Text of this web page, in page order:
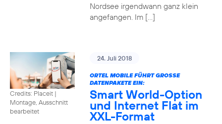
Nordsee irgendwann ganz klein
angefangen. Im […]
Credits: Placeit |
Montage, Ausschnitt
bearbeitet
24. Juli 2018
ORTEL MOBILE FÜHRT GROSSE D
ATENPAKETE EIN:
Smart World-Option
und Internet Flat im
XXL-Format